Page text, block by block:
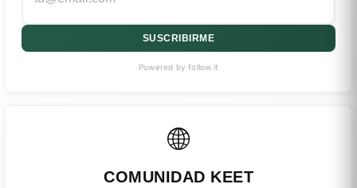
SUSCRIBIRME
Powered by follow.it
🌐
COMUNIDAD KEET